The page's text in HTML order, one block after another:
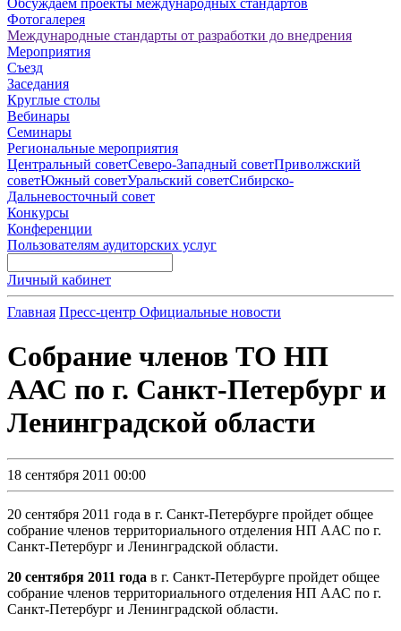
Обсуждаем проекты международных стандартов
Фотогалерея
Международные стандарты от разработки до внедрения
Мероприятия
Съезд
Заседания
Круглые столы
Вебинары
Семинары
Региональные мероприятия
Центральный советСеверо-Западный советПриволжский
советЮжный советУральский советСибирско-
Дальневосточный совет
Конкурсы
Конференции
Пользователям аудиторских услуг
Личный кабинет
Главная Пресс-центр Официальные новости
Cобрание членов ТО НП
ААС по г. Санкт-Петербург и
Ленинградской области
18 сентября 2011 00:00
20 сентября 2011 года в г. Санкт-Петербурге пройдет общее
собрание членов территориального отделения НП ААС по г.
Санкт-Петербург и Ленинградской области.
20 сентября 2011 года в г. Санкт-Петербурге пройдет общее
собрание членов территориального отделения НП ААС по г.
Санкт-Петербург и Ленинградской области.